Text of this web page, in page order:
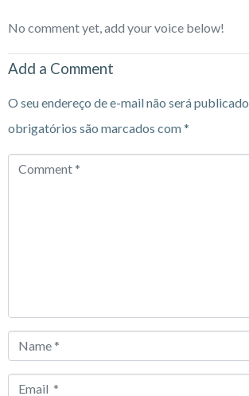
No comment yet, add your voice below!
Add a Comment
O seu endereço de e-mail não será publicado.
obrigatórios são marcados com*
Comment
Name
Email